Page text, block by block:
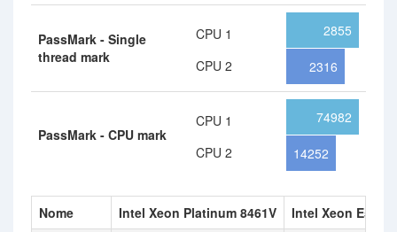
PassMark - Single
thread mark
CPU 1
CPU 2
2855
2316
PassMark - CPU mark
CPU 1
CPU 2
74982
14252
Nome Intel Xeon Platinum 8461V
Intel Xeon E5-